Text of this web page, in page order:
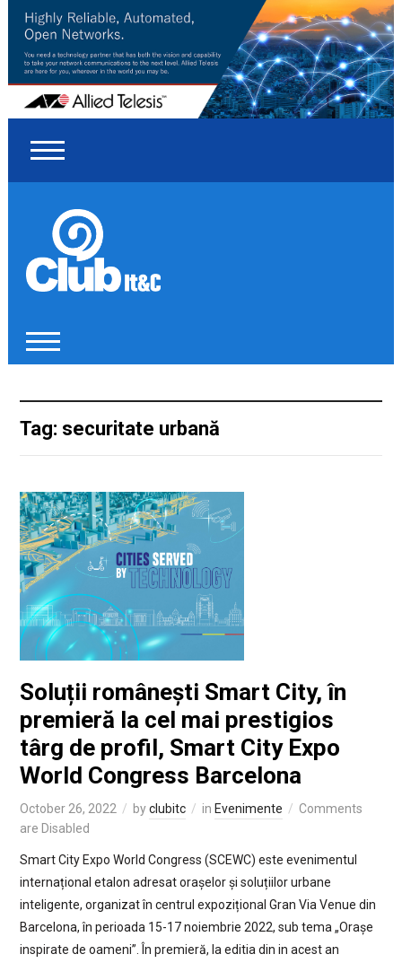
Tag: securitate urbană
Soluții românești Smart City, în
premieră la cel mai prestigios
târg de profil, Smart City Expo
World Congress Barcelona
October 26, 2022 byclubitc in Evenimente
Comments
are Disabled
Smart City Expo World Congress (SCEWC) este evenimentul
internațional etalon adresat orașelor și soluțiilor urbane
inteligente, organizat în centrul expozițional Gran Via Venue din
Barcelona, în perioada 15-17 noiembrie 2022, sub tema „Orașe
inspirate de oameni”. În premieră, la editia din in acest an